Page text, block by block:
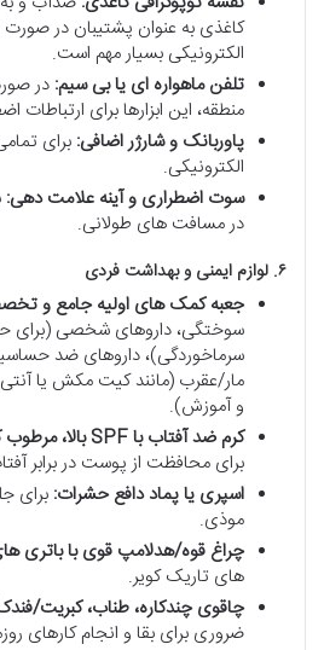
کاغذی به عنوان پشتیبان در صورت
الکترونیکی بسیار مهم است.
تلفن ماهواره ای یا بی سیم: در
منطقه، این ابزارها برای
پاوربانک و شارژر اضافی: برای
الکترونیکی.
سوت اضطراری و آینه علامت دهی:
در مسافت های طولانی.
۶. لوازم ایمنی و بهداشت فردی
جعبه کمک های اولیه جامع و
سوختگی، داروهای شخصی (برای
سرماخوردگی)، داروهای ضد
مار/عقرب (مانند کیت مکش یا
و آموزش).
کرم ضد آفتاب با SPF بالا، مرطوب کننده لب، پماد عرق سوز:
برای محافظت از پوست در برابر
اسپری یا پماد دافع حشرات: برای
موذی.
چراغ قوه/هدلامپ قوی با باتری
های تاریک کویر.
چاقوی چندکاره، طناب، کبریت/
ضروری برای بقا و انجام کارهای